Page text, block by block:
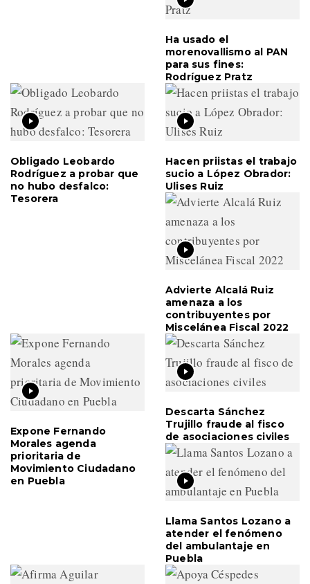
Ha usado el
morenovallismo al PAN
para sus fines:
Rodríguez Pratz
Obligado Leobardo
Rodríguez a probar que
no hubo desfalco:
Tesorera
Hacen priistas el trabajo
sucio a López Obrador:
Ulises Ruiz
Advierte Alcalá Ruiz
amenaza a los
contribuyentes por
Miscelánea Fiscal 2022
Expone Fernando
Morales agenda
prioritaria de
Movimiento Ciudadano
en Puebla
Descarta Sánchez
Trujillo fraude al fisco
de asociaciones civiles
Llama Santos Lozano a
atender el fenómeno
del ambulantaje en
Puebla